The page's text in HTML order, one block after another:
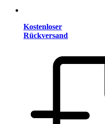
Kostenloser
Rückversand